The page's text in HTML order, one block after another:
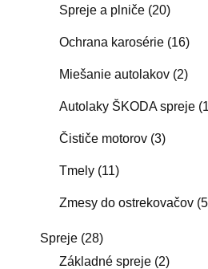
Spreje a plniče (20)
Ochrana karosérie (16)
Miešanie autolakov (2)
Autolaky ŠKODA spreje
Čističe motorov (3)
Tmely (11)
Zmesy do ostrekovačov
Spreje (28)
Základné spreje (2)